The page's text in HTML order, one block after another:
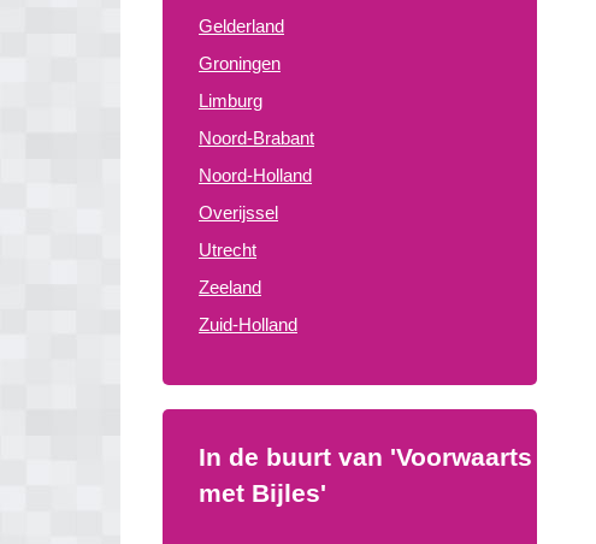
Gelderland
Groningen
Limburg
Noord-Brabant
Noord-Holland
Overijssel
Utrecht
Zeeland
Zuid-Holland
In de buurt van 'Voorwaarts
met Bijles'